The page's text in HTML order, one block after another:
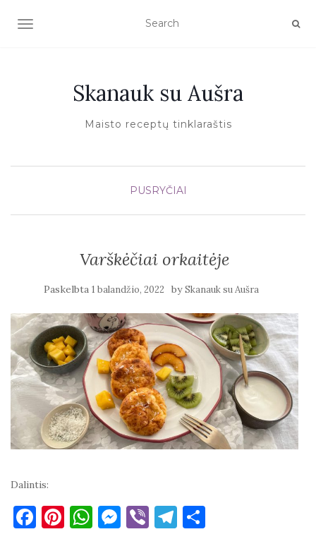
TOGGLE NAVIGATION
Skanauk su Aušra
Maisto receptų tinklaraštis
PUSRYČIAI
Varškėčiai orkaitėje
Paskelbta 1 balandžio, 2022 bySkanauk su Aušra
Dalintis:
F Pi W M Vi T